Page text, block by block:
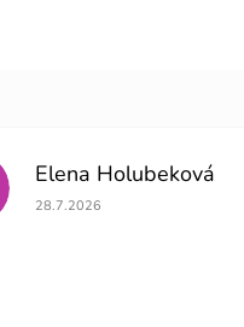
Elena Holubeková
Hodnotenie obchodu je 5 z 5
28.7.2026